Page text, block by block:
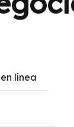
línea